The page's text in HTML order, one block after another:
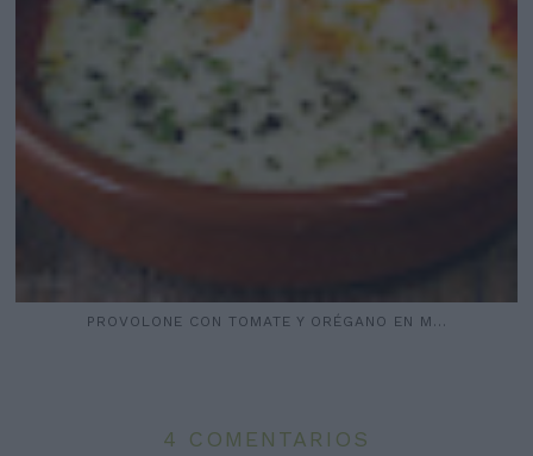
PROVOLONE CON TOMATE Y ORÉGANO EN M...
4 COMENTARIOS